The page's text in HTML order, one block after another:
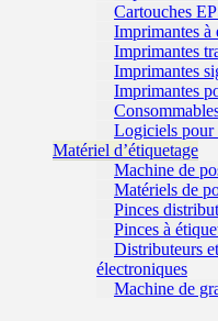
Cartouches
Imprimantes à
Imprimantes
Imprimantes
Imprimantes
Logiciels pour
Matériel d’étiquetage
Machine de
Matériels de
Pinces
Pinces à
Distributeurs
électroniques
Machine de